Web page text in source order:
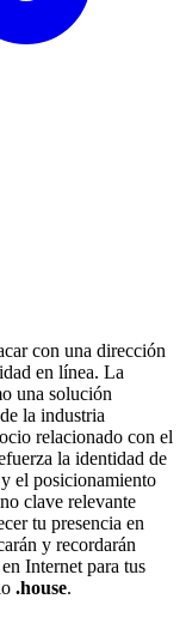
con una dirección
en línea. La
una solución
la industria
relacionado con el
la identidad de
el posicionamiento
clave relevante
tu presencia en
y recordarán
Internet para tus
.house.